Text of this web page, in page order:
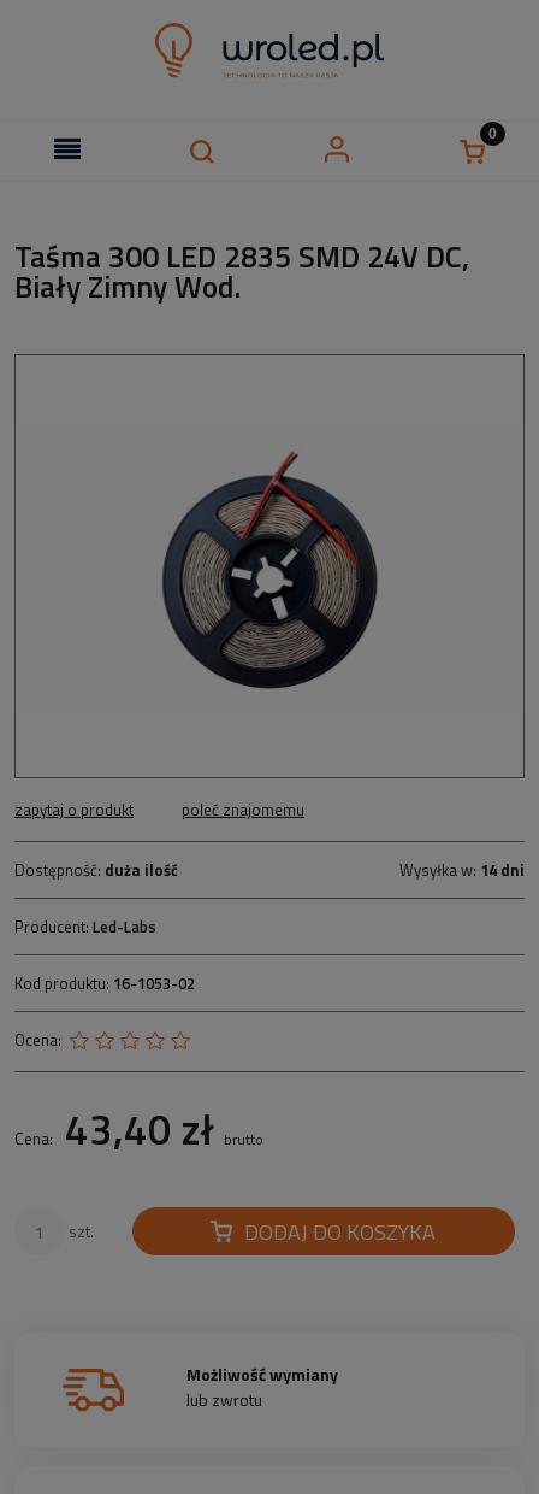
Taśma 300 LED 2835 SMD 24V DC,
Biały Zimny Wod.
zapytaj o produkt poleć znajomemu
Dostępność: duża ilość Wysyłka w: 14 dni
Producent: Led-Labs
Kod produktu: 16-1053-02
Ocena:
Cena: 43,40 zł brutto
szt. DODAJ DO KOSZYKA
Możliwość wymiany
lub zwrotu